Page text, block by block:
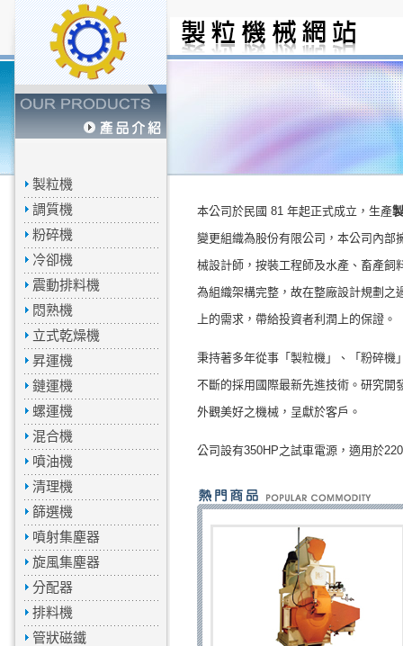
製粒機
調質機
粉碎機
冷卻機
震動排料機
悶熟機
立式乾燥機
昇運機
鏈運機
螺運機
混合機
噴油機
清理機
篩選機
噴射集塵器
旋風集塵器
分配器
排料機
管狀磁鐵
本公司於民國 81 年起正式成立，生產
變更組織為股份有限公司，本公司內部
械設計師，按裝工程師及水產、畜產飼
為組織架構完整，故在整廠設計規劃之
上的需求，帶給投資者利潤上的保證。
秉持著多年從事「 製粒機 」、「 粉碎機
不斷的採用國際最新先進技術。研究開
外觀美好之機械，呈獻於客戶。
公司設有350HP之試車電源，適用於